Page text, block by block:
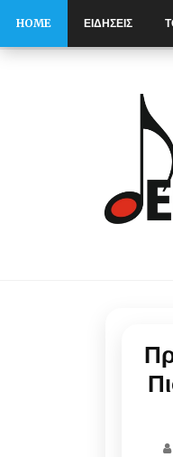
HOME ΕΙΔΗΣΕΙΣ